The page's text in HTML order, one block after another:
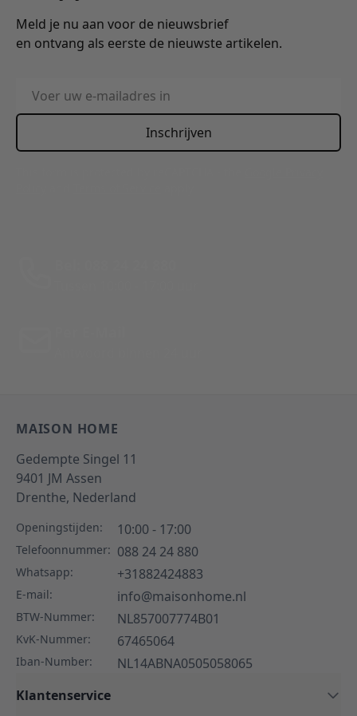
Meld je nu aan voor de nieuwsbrief
en ontvang als eerste de nieuwste artikelen.
E-mailadres
Inschrijven
MAISON HOME
Gedempte Singel 11
9401 JM Assen
Drenthe, Nederland
Openingstijden: 10:00 - 17:00
Telefoonnummer: 088 24 24 880
Whatsapp: +31882424883
E-mail: info@maisonhome.nl
BTW-Nummer: NL857007774B01
KvK-Nummer: 67465064
Iban-Number:
NL14ABNA0505058065
Klantenservice